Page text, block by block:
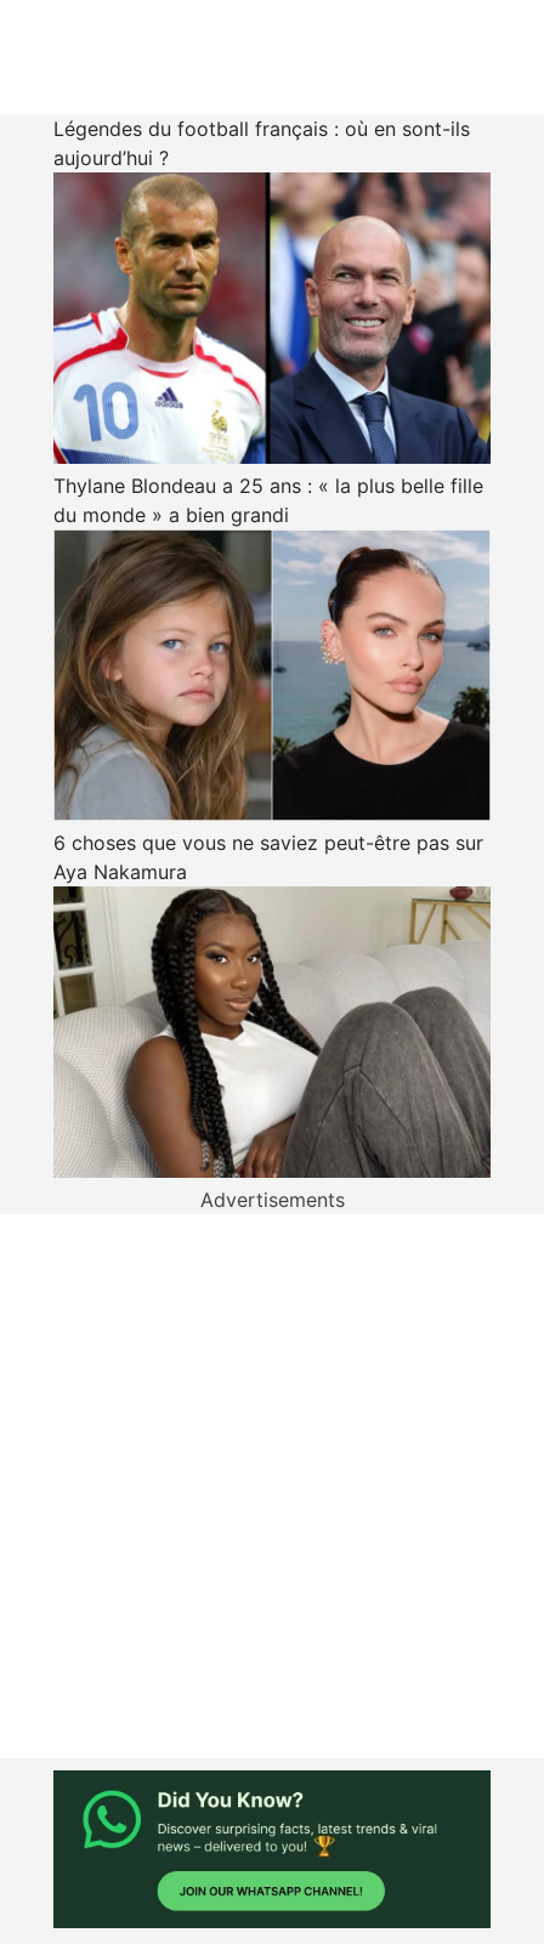
Légendes du football français : où en sont-ils
aujourd’hui ?
Thylane Blondeau a 25 ans : « la plus belle fille
du monde » a bien grandi
6 choses que vous ne saviez peut-être pas sur
Aya Nakamura
Advertisements